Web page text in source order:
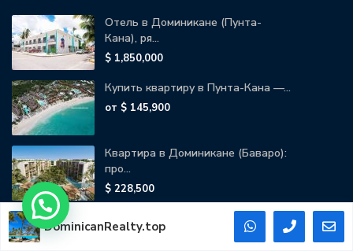
Отель в Доминикане (Пунта-
Кана), ря...
$ 1,850,000
Купить квартиру в Пунта-Кана —...
от $ 145,900
Квартира в Доминикане (Баваро):
про...
$ 228,500
DominicanRealty.top